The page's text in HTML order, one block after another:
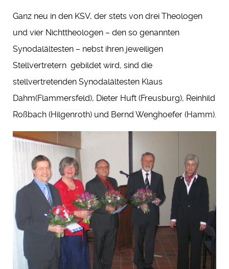
Ganz neu in den KSV, der stets von drei Theologen
und vier Nichttheologen – den so genannten
Synodalältesten – nebst ihren jeweiligen
Stellvertretern gebildet wird, sind die
stellvertretenden Synodalältesten Klaus
Dahm(Flammersfeld), Dieter Huft (Freusburg), Reinhild
Roßbach (Hilgenroth) und Bernd Wenghoefer (Hamm).